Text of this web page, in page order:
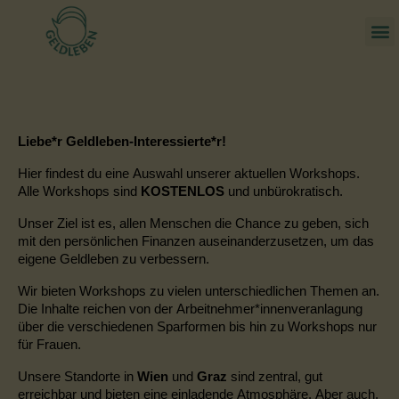
Liebe*r Geldleben-Interessierte*r!
Hier findest du eine Auswahl unserer aktuellen Workshops.
Alle Workshops sind KOSTENLOSund unbürokratisch.
Unser Ziel ist es, allen Menschen die Chance zu geben, sich
mit den persönlichen Finanzen auseinanderzusetzen, um das
eigene Geldleben zu verbessern.
Wir bieten Workshops zu vielen unterschiedlichen Themen an.
Die Inhalte reichen von der Arbeitnehmer*innenveranlagung
über die verschiedenen Sparformen bis hin zu Workshops nur
für Frauen.
Unsere Standorte in Wien und Graz sind zentral, gut
erreichbar und bieten eine einladende Atmosphäre. Aber auch,